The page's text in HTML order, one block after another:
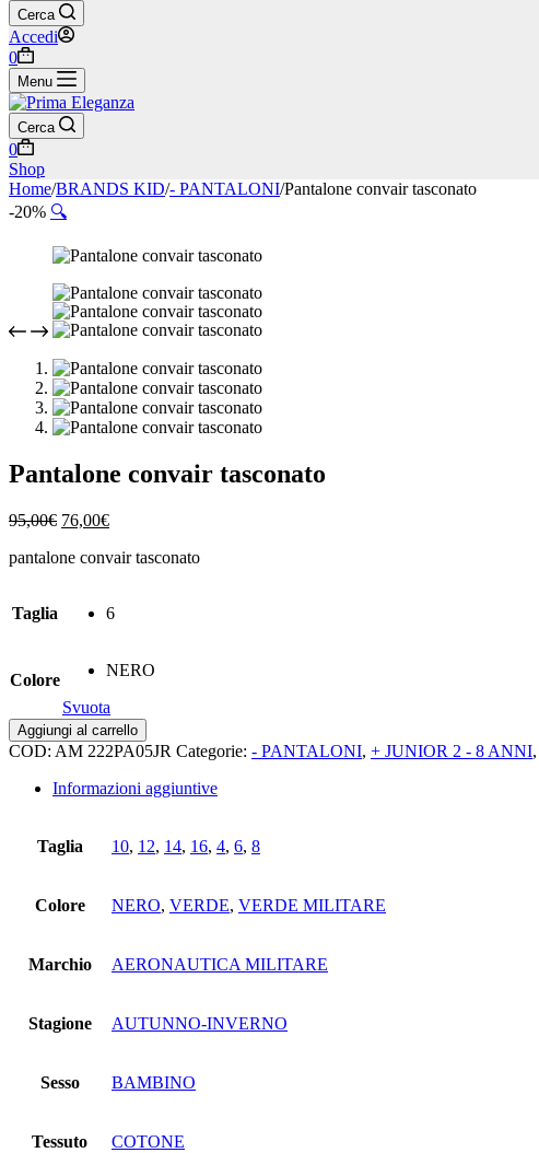
Cerca
Accedi
Carrello
0
Menu
Cerca
Carrello
0
Shop
Home/BRANDS KID/- PANTALONI/Pantalone convair tasconato
-20% 🔍
Pantalone convair tasconato
95,00€ Il
originale
76,00€Il
attuale
pantalone convair tasconato
Taglia 6
Colore
NERO
Svuota
Pantalone
convair
quantità
Aggiungi al carrello
COD: AM 222PA05JR Categorie: - PANTALONI, + JUNIOR 2 - 8 ANNI,
Informazioni aggiuntive
Taglia 10, 12, 14, 16, 4, 6, 8
Colore NERO, VERDE, VERDE MILITARE
Marchio AERONAUTICA MILITARE
Stagione AUTUNNO-INVERNO
Sesso BAMBINO
Tessuto COTONE